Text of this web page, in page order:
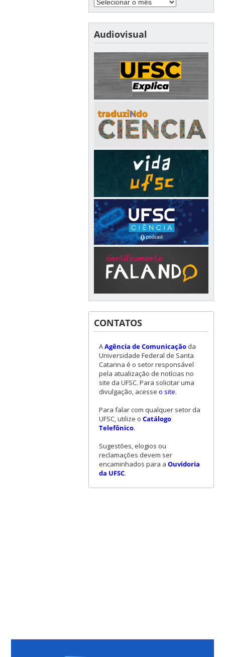
Audiovisual
CONTATOS
AAgência de Comunicaçãoda
Universidade Federal de Santa
Catarina é o setor responsável
pela atualização de notícias no
site da UFSC. Para solicitar uma
divulgação, acesse o site.
Para falar com qualquer setor da
UFSC, utilize o Catálogo
Telefônico.
Sugestões, elogios ou
reclamações devem ser
encaminhados para a Ouvidoria
da UFSC.